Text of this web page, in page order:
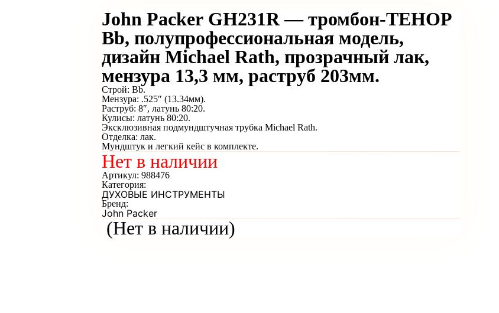
John Packer GH231R — тромбон-ТЕНОР
Bb, полупрофессиональная модель,
дизайн Michael Rath, прозрачный лак,
мензура 13,3 мм, раструб 203мм.
(Нет в наличии)
Строй: Bb.
Мензура: .525″ (13.34мм).
Раструб: 8″, латунь 80:20.
Кулисы: латунь 80:20.
Эксклюзивная подмундштучная трубка Michael Rath.
Отделка: лак.
Мундштук и легкий кейс в комплекте.
Нет в наличии
Артикул: 988476
Категория:
ДУХОВЫЕ ИНСТРУМЕНТЫ
Бренд:
John Packer